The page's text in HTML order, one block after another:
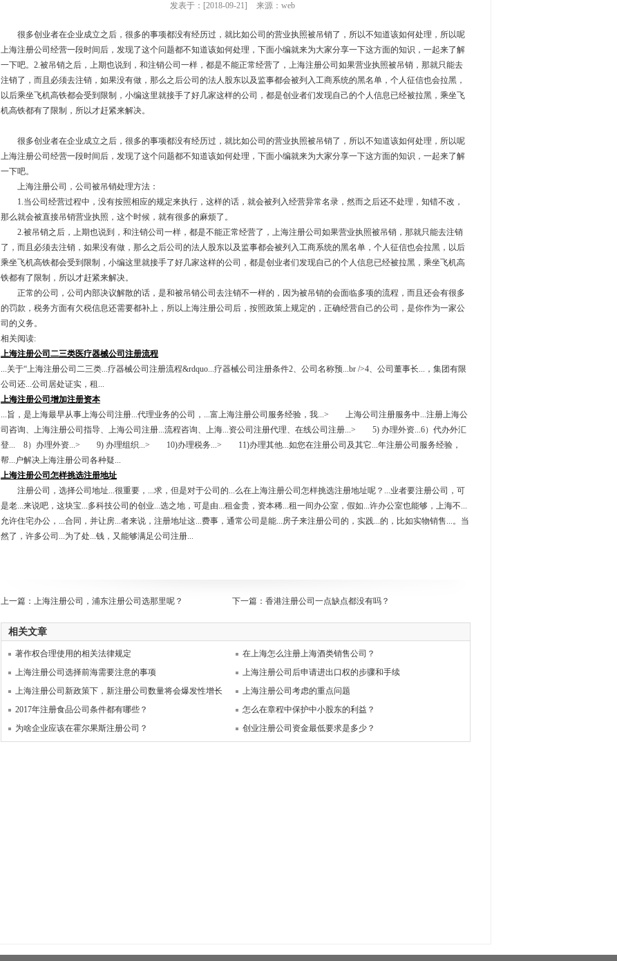
发表于：[2018-09-21] 来源：web
很多创业者在企业成立之后，很多的事项都没有经历过，就比如公司的营业执照被吊销了，所以不知道该如何处理，所以呢
上海注册公司经营一段时间后，发现了这个问题都不知道该如何处理，下面小编就来为大家分享一下这方面的知识，一起来了解
一下吧。2.被吊销之后，上期也说到，和注销公司一样，都是不能正常经营了，上海注册公司如果营业执照被吊销，那就只能去
注销了，而且必须去注销，如果没有做，那么之后公司的法人股东以及监事都会被列入工商系统的黑名单，个人征信也会拉黑，
以后乘坐飞机高铁都会受到限制，小编这里就接手了好几家这样的公司，都是创业者们发现自己的个人信息已经被拉黑，乘坐飞
机高铁都有了限制，所以才赶紧来解决。
很多创业者在企业成立之后，很多的事项都没有经历过，就比如公司的营业执照被吊销了，所以不知道该如何处理，所以呢
上海注册公司经营一段时间后，发现了这个问题都不知道该如何处理，下面小编就来为大家分享一下这方面的知识，一起来了解
一下吧。
上海注册公司，公司被吊销处理方法：
1.当公司经营过程中，没有按照相应的规定来执行，这样的话，就会被列入经营异常名录，然而之后还不处理，知错不改，
那么就会被直接吊销营业执照，这个时候，就有很多的麻烦了。
2.被吊销之后，上期也说到，和注销公司一样，都是不能正常经营了，上海注册公司如果营业执照被吊销，那就只能去注销
了，而且必须去注销，如果没有做，那么之后公司的法人股东以及监事都会被列入工商系统的黑名单，个人征信也会拉黑，以后
乘坐飞机高铁都会受到限制，小编这里就接手了好几家这样的公司，都是创业者们发现自己的个人信息已经被拉黑，乘坐飞机高
铁都有了限制，所以才赶紧来解决。
正常的公司，公司内部决议解散的话，是和被吊销公司去注销不一样的，因为被吊销的会面临多项的流程，而且还会有很多
的罚款，税务方面有欠税信息还需要都补上，所以上海注册公司后，按照政策上规定的，正确经营自己的公司，是你作为一家公
司的义务。
相关阅读:
上海注册公司二三类医疗器械公司注册流程
...关于“上海注册公司二三类...疗器械公司注册流程&rdquo...疗器械公司注册条件2、公司名称预...br />4、公司董事长...，集团有限
公司还...公司居处证实，租...
上海注册公司增加注册资本
...旨，是上海最早从事上海公司注册...代理业务的公司，...富上海注册公司服务经验，我...> 上海公司注册服务中...注册上海公
司咨询、上海注册公司指导、上海公司注册...流程咨询、上海...资公司注册代理、在线公司注册...> 5) 办理外资...6）代办外汇
登... 8）办理外资...> 9) 办理组织...> 10)办理税务...> 11)办理其他...如您在注册公司及其它...年注册公司服务经验，
帮...户解决上海注册公司各种疑...
上海注册公司怎样挑选注册地址
注册公司，选择公司地址...很重要，...求，但是对于公司的...么在上海注册公司怎样挑选注册地址呢？...业者要注册公司，可
是老...来说吧，这块宝...多科技公司的创业...选之地，可是由...租金贵，资本稀...租一间办公室，假如...许办公室也能够，上海不...
允许住宅办公，...合同，并让房...者来说，注册地址这...费事，通常公司是能...房子来注册公司的，实践...的，比如实物销售...。当
然了，许多公司...为了处...钱，又能够满足公司注册...
上一篇： 上海注册公司，浦东注册公司选那里呢？ 下一篇： 香港注册公司一点缺点都没有吗？
相关文章
著作权合理使用的相关法律规定
在上海怎么注册上海酒类销售公司？
上海注册公司选择前海需要注意的事项
上海注册公司后申请进出口权的步骤和手续
上海注册公司新政策下，新注册公司数量将会爆发性增长
上海注册公司考虑的重点问题
2017年注册食品公司条件都有哪些？
怎么在章程中保护中小股东的利益？
为啥企业应该在霍尔果斯注册公司？
创业注册公司资金最低要求是多少？